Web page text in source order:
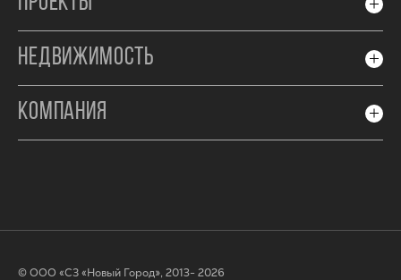
НЕДВИЖИМОСТЬ
КОМПАНИЯ
© ООО «СЗ «Новый Город», 2013- 2026